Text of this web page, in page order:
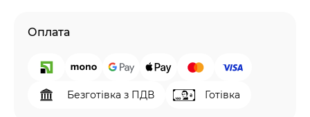
Оплата
Безготівка з ПДВ Готівка